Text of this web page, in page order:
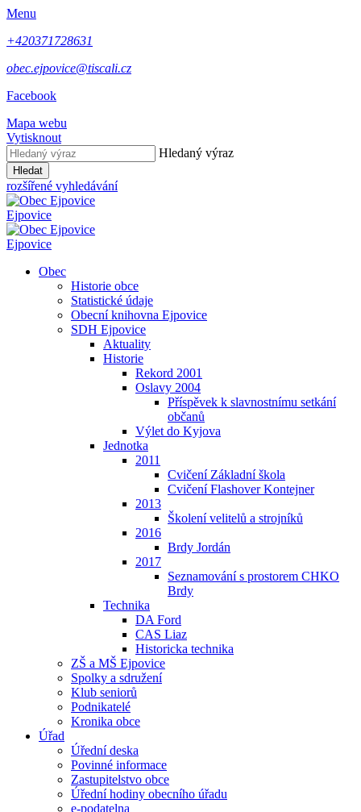
Menu
+420371728631
obec.ejpovice@tiscali.cz
Facebook
Mapa webu
Vytisknout
Hledaný výraz
Hledat
rozšířené vyhledávání
Ejpovice
Ejpovice
Obec
Historie obce
Statistické údaje
Obecní knihovna Ejpovice
SDH Ejpovice
Aktuality
Historie
Rekord 2001
Oslavy 2004
Příspěvek k slavnostnímu setkání
občanů
Výlet do Kyjova
Jednotka
2011
Cvičení Základní škola
Cvičení Flashover Kontejner
2013
Školení velitelů a strojníků
2016
Brdy Jordán
2017
Seznamování s prostorem CHKO
Brdy
Technika
DA Ford
CAS Liaz
Historicka technika
ZŠ a MŠ Ejpovice
Spolky a sdružení
Klub seniorů
Podnikatelé
Kronika obce
Úřad
Úřední deska
Povinné informace
Zastupitelstvo obce
Úřední hodiny obecního úřadu
e-podatelna